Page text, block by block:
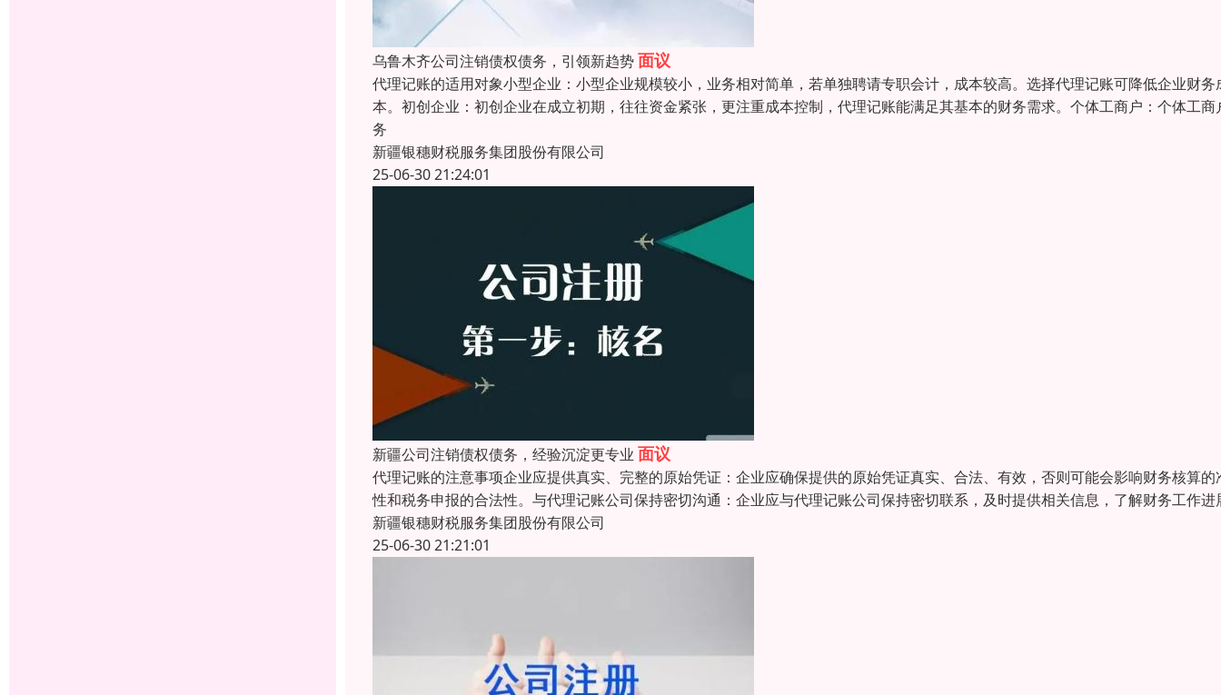
乌鲁木齐公司注销债权债务，引领新趋势面议
代理记账的适用对象小型企业：小型企业规模较小，业务相对简单，若单独聘请专职会计，成本较高。选择代理记账可降低企业财务
本。初创企业：初创企业在成立初期，往往资金紧张，更注重成本控制，代理记账能满足其基本的财务需求。个体工商户：个体工商
务
新疆银穗财税服务集团股份有限公司
25-06-30 21:24:01
新疆公司注销债权债务，经验沉淀更专业 面议
代理记账的注意事项企业应提供真实、完整的原始凭证：企业应确保提供的原始凭证真实、合法、有效，否则可能会影响财务核算的
性和税务申报的合法性。与代理记账公司保持密切沟通：企业应与代理记账公司保持密切联系，及时提供相关信息，了解财务工作进
新疆银穗财税服务集团股份有限公司
25-06-30 21:21:01